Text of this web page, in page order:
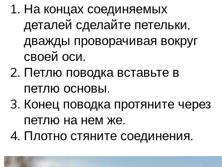
На концах соединяемых
деталей сделайте петельки,
дважды проворачивая вокруг
своей оси.
Петлю поводка вставьте в
петлю основы.
Конец поводка протяните через
петлю на нем же.
Плотно стяните соединения.